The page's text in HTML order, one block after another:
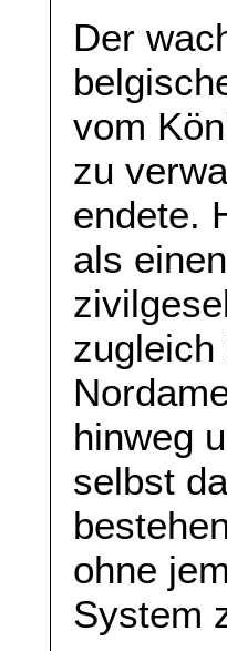
Der
vom
zu
endete.
als
zugleich
hinweg
selbst
ohne
System